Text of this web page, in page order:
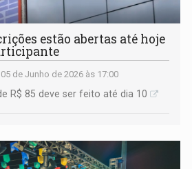
estão abertas até hoje
05 de Junho de 2026 às 17:00
R$ 85 deve ser feito até dia 10